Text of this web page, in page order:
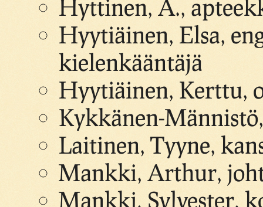
Hyttinen, A.,
Hyytiäinen, Elsa,
kielenkääntäjä
Hyytiäinen, Kerttu,
Kykkänen-
Laitinen, Tyyne,
Mankki, Arthur,
Mankki, Sylvester,